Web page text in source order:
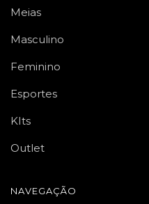
Meias
Masculino
Feminino
Esportes
KIts
Outlet
NAVEGAÇÃO